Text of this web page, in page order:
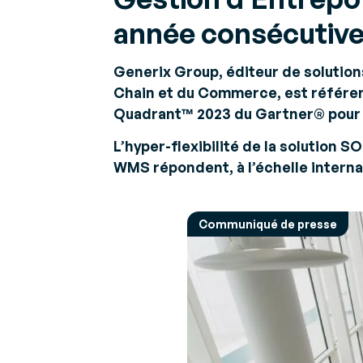
Faites confiance à l’une
Plateforme Agréée
Faites les
choix
de
Gestion
des
de
rentable
Actualités & Evènements
Parcourez nos dernières annonces
Avis
sur les
année
Generix Group, éditeur de
Chain et du Commerce, est
Quadrant™ 2023 du Gartner®
L’hyper-flexibilité de la solution
WMS répondent, à l’échelle
Communiqué de presse